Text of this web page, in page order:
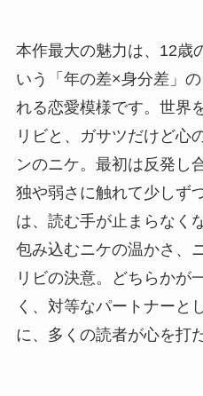
本作最大の魅力は、12歳
いう「年の差×身分差」
れる恋愛模様です。世界
リビと、ガサツだけど心
ンのニケ。最初は反発し
独や弱さに触れて少しず
は、読む手が止まらなく
包み込むニケの温かさ、
リビの決意。どちらかが
く、対等なパートナーと
に、多くの読者が心を打